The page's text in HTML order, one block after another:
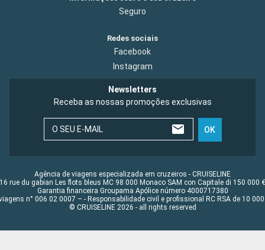
Seguro
Redes sociais
Facebook
Instagram
Newsletters
Receba as nossas promoções exclusivas
O SEU E-MAIL OK
Agência de viagens especializada em cruzeiros - CRUISELINE
16 rue du gabian Les flots bleus MC 98 000 Monaco SAM con Capitale di 150 000 €
Garantia financeira Groupama Apólice número 4000717380
n° 006 02 0007 – - Responsabilidade civil e profissional RC RSA de 10 000
© CRUISELINE 2026 - all rights reserved